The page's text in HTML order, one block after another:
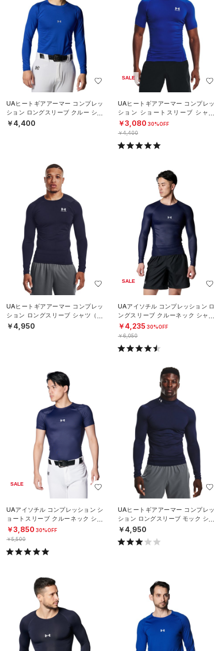
UAヒートギアアーマー コンプレッ
ション ロングスリーブ クルー シャ
ツ（ベースボール/MEN）
￥4,400
SALE
UAヒートギアアーマー コンプレッ
ション ショートスリーブ シャツ
（トレーニング/MEN）
￥3,080 30%OFF
￥4,400
UAヒートギアアーマー コンプレッ
ション ロングスリーブ シャツ（ト
レーニング/MEN）
￥4,950
SALE
UAアイソチル コンプレッション ロ
ングスリーブ クルーネック シャツ
（ベースボール/MEN）
￥4,235 30%OFF
￥6,050
SALE
UAアイソチル コンプレッション シ
ョートスリーブ クルーネック シャ
ツ（ベースボール/MEN）
￥3,850 30%OFF
￥5,500
UAヒートギアアーマー コンプレッ
ション ロングスリーブ モック シャ
ツ（トレーニング/MEN）
￥4,950